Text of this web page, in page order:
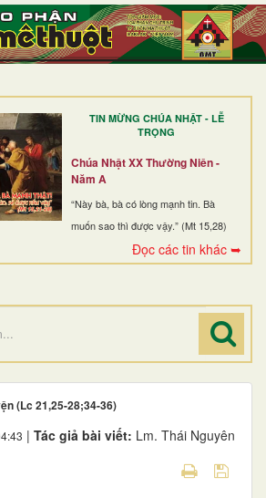
TIN MỪNG CHÚA NHẬT - LỄ
TRỌNG
Chúa Nhật XX Thường Niên -
Năm A
“Này bà, bà có lòng mạnh tin. Bà
muốn sao thì được vậy.” (Mt 15,28)
Đọc các tin khác ➥
(Lc 21,25-28;34-36)
| Tác giả bài viết: Lm. Thái Nguyên